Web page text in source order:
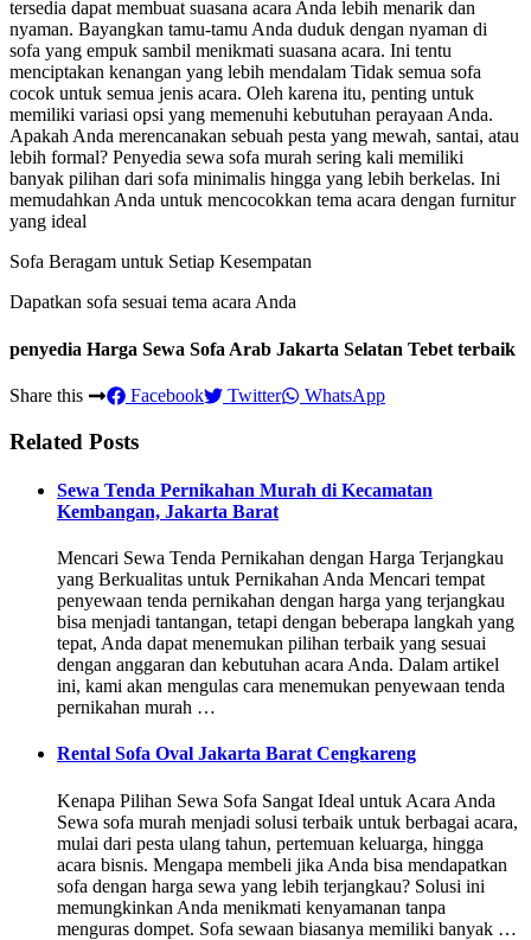
tersedia dapat membuat suasana acara Anda lebih menarik dan
nyaman. Bayangkan tamu-tamu Anda duduk dengan nyaman di
sofa yang empuk sambil menikmati suasana acara. Ini tentu
menciptakan kenangan yang lebih mendalam Tidak semua sofa
cocok untuk semua jenis acara. Oleh karena itu, penting untuk
memiliki variasi opsi yang memenuhi kebutuhan perayaan Anda.
Apakah Anda merencanakan sebuah pesta yang mewah, santai, atau
lebih formal? Penyedia sewa sofa murah sering kali memiliki
banyak pilihan dari sofa minimalis hingga yang lebih berkelas. Ini
memudahkan Anda untuk mencocokkan tema acara dengan furnitur
yang ideal
Sofa Beragam untuk Setiap Kesempatan
Dapatkan sofa sesuai tema acara Anda
penyedia Harga Sewa Sofa Arab Jakarta Selatan Tebet terbaik
Share this Facebook Twitter WhatsApp
Related Posts
Sewa Tenda Pernikahan Murah di Kecamatan
Kembangan, Jakarta Barat
Mencari Sewa Tenda Pernikahan dengan Harga Terjangkau
yang Berkualitas untuk Pernikahan Anda Mencari tempat
penyewaan tenda pernikahan dengan harga yang terjangkau
bisa menjadi tantangan, tetapi dengan beberapa langkah yang
tepat, Anda dapat menemukan pilihan terbaik yang sesuai
dengan anggaran dan kebutuhan acara Anda. Dalam artikel
ini, kami akan mengulas cara menemukan penyewaan tenda
pernikahan murah …
Rental Sofa Oval Jakarta Barat Cengkareng
Kenapa Pilihan Sewa Sofa Sangat Ideal untuk Acara Anda
Sewa sofa murah menjadi solusi terbaik untuk berbagai acara,
mulai dari pesta ulang tahun, pertemuan keluarga, hingga
acara bisnis. Mengapa membeli jika Anda bisa mendapatkan
sofa dengan harga sewa yang lebih terjangkau? Solusi ini
memungkinkan Anda menikmati kenyamanan tanpa
menguras dompet. Sofa sewaan biasanya memiliki banyak …